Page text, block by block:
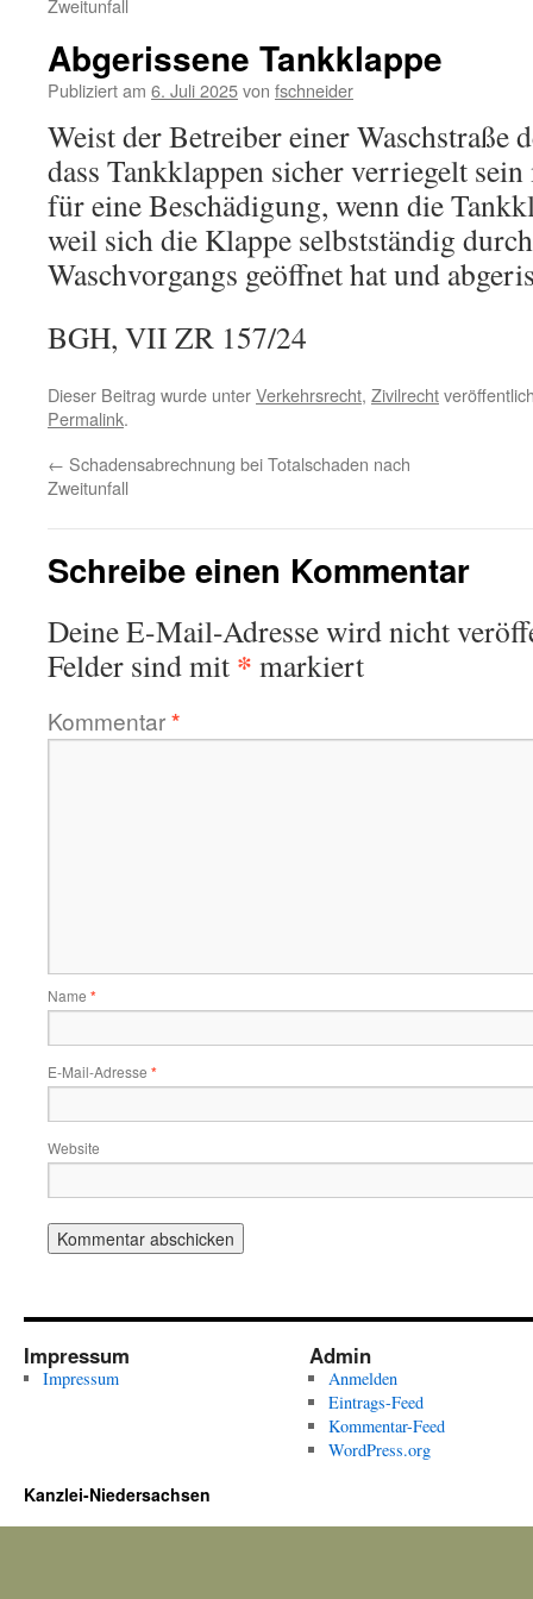
Zweitunfall
Abgerissene Tankklappe
Publiziert am 6. Juli 2025von fschneider
Weist der Betreiber einer Waschstraße
dass Tankklappen sicher verriegelt
für eine Beschädigung, wenn die
weil sich die Klappe selbstständig
Waschvorgangs geöffnet hat und
BGH, VII ZR 157/24
Dieser Beitrag wurde unterVerkehrsrecht, Zivilrecht
Permalink.
← Schadensabrechnung bei Totalschaden nach
Zweitunfall
Schreibe einen Kommentar
Deine E-Mail-Adresse wird nicht
Felder sind mit * markiert
Kommentar*
Name *
E-Mail-Adresse *
Website
Impressum
Impressum
Admin
Anmelden
Eintrags-Feed
Kommentar-Feed
WordPress.org
Kanzlei-Niedersachsen